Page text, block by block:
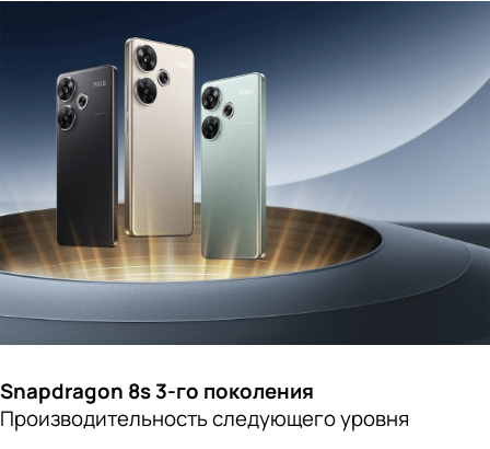
Snapdragon 8s 3-го поколения
Производительность следующего уровня